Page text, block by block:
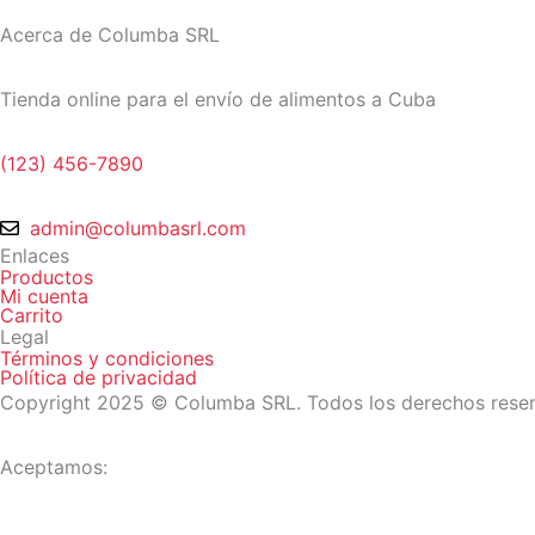
Acerca de Columba SRL
Tienda online para el envío de alimentos a Cuba
(123) 456-7890
admin@columbasrl.com
Enlaces
Productos
Mi cuenta
Carrito
Legal
Términos y condiciones
Política de privacidad
Copyright 2025 © Columba SRL. Todos los derechos
Aceptamos: